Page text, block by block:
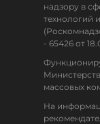
надзору в
технологий
- 65426 от
массовых
На